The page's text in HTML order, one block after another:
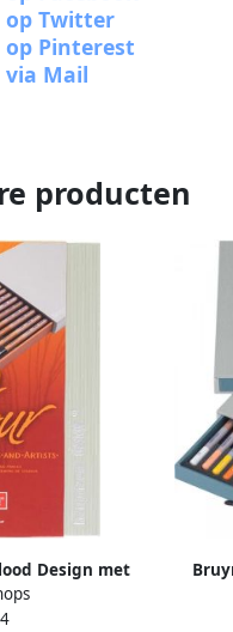
producten
Design met
12 kleuren